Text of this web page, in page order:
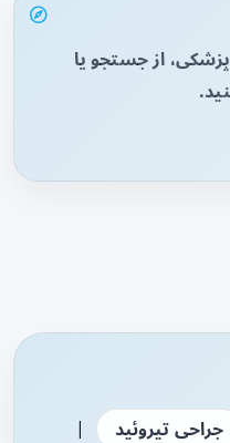
از جستجو یا
جراحی تیروئید |